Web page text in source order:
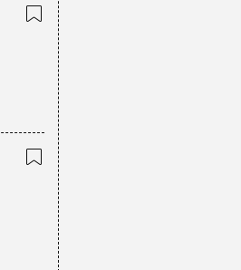
Ajouter à ma
Ajouter à ma